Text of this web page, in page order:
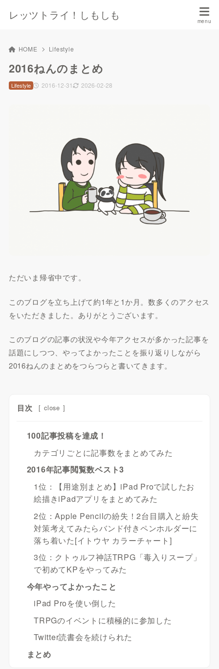
レッツトライ！しもしも
HOME Lifestyle
2016ねんのまとめ
2016-12-31 2026-02-28
Lifestyle
ただいま帰省中です。
このブログを立ち上げて約1年と1か月。数多くのアクセス
をいただきました。ありがとうございます。
このブログの記事の状況や今年アクセスが多かった記事を
話題にしつつ、やってよかったことを振り返りしながら
2016ねんのまとめをつらつらと書いてきます。
目次 [ close ]
100記事投稿を達成！
カテゴリごとに記事数をまとめてみた
2016年記事閲覧数ベスト3
1位：【用途別まとめ】iPad Proで試したお
絵描きiPadアプリをまとめてみた
2位：Apple Pencilの紛失！2台目購入と紛失
対策考えてみたらバンド付きペンホルダーに
落ち着いた[イトウヤ カラーチャート]
3位：クトゥルフ神話TRPG「毒入りスープ」
で初めてKPをやってみた
今年やってよかったこと
iPad Proを使い倒した
TRPGのイベントに積極的に参加した
Twitter読書会を続けられた
まとめ